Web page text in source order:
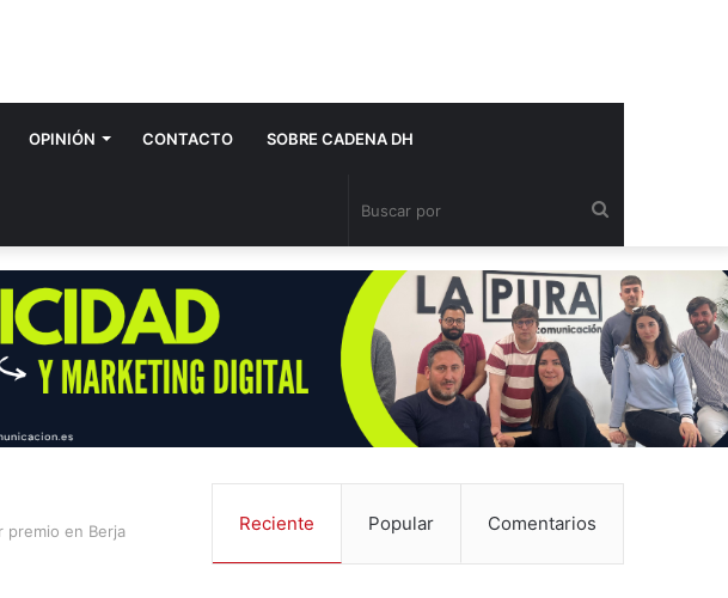
OPINIÓN CONTACTO SOBRE CADENA DH
por
premio en Berja Reciente Popular Comentarios